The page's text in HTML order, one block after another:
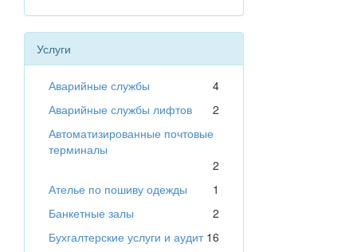
Услуги
Аварийные службы
4
Аварийные службы лифтов
2
Автоматизированные почтовые
терминалы
2
Ателье по пошиву одежды
1
Банкетные залы
2
Бухгалтерские услуги и аудит 16